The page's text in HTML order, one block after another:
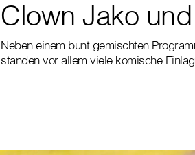
Clown Jako
Neben einem bunt gemischten
standen vor allem viele komische